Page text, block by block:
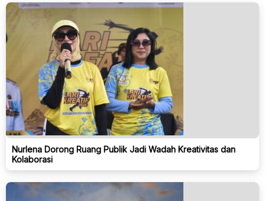
Nurlena Dorong Ruang Publik Jadi Wadah Kreativitas dan
Kolaborasi